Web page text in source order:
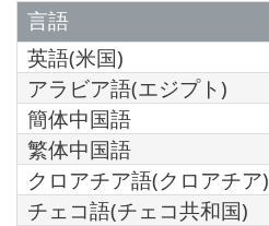
言語
英語(米国)
アラビア語(エジプト)
簡体中国語
繁体中国語
クロアチア語(クロアチア)
チェコ語(チェコ共和国)